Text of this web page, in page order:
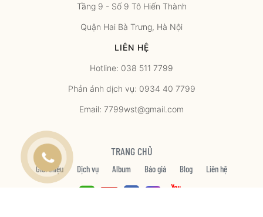
Tầng 9 - Số 9 Tô Hiến Thành
Quận Hai Bà Trưng, Hà Nội
LIÊN HỆ
Hotline: 038 511 7799
Phản ánh dịch vụ: 0934 40 7799
Email: 7799wst@gmail.com
TRANG CHỦ
Giới thiệu Dịch vụ Album Báo giá Blog Liên hệ